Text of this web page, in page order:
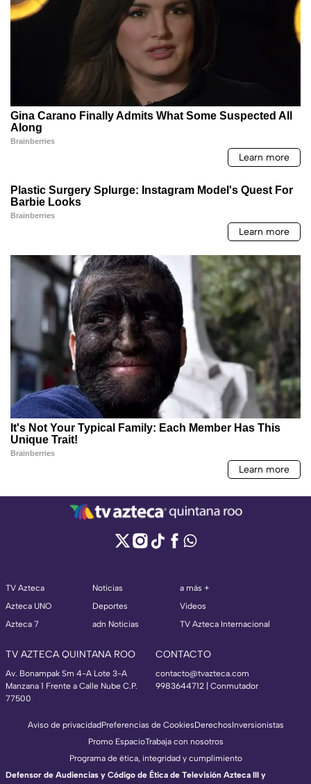
TV Azteca
Azteca UNO
Azteca 7
Noticias
Deportes
adn Noticias
a más +
Videos
TV Azteca Internacional
TV AZTECA QUINTANA ROO
Av. Bonampak Sm 4-A Lote 3-A
Manzana 1 Frente a Calle Nube C.P.
77500
CONTACTO
contacto@tvazteca.com
9983644712 | Conmutador
Aviso de privacidadPreferencias de CookiesDerechosInversionistas
Promo EspacioTrabaja con nosotros
Programa de ética, integridad y cumplimiento
Defensor de Audiencias y Código de Ética de Televisión Azteca III y